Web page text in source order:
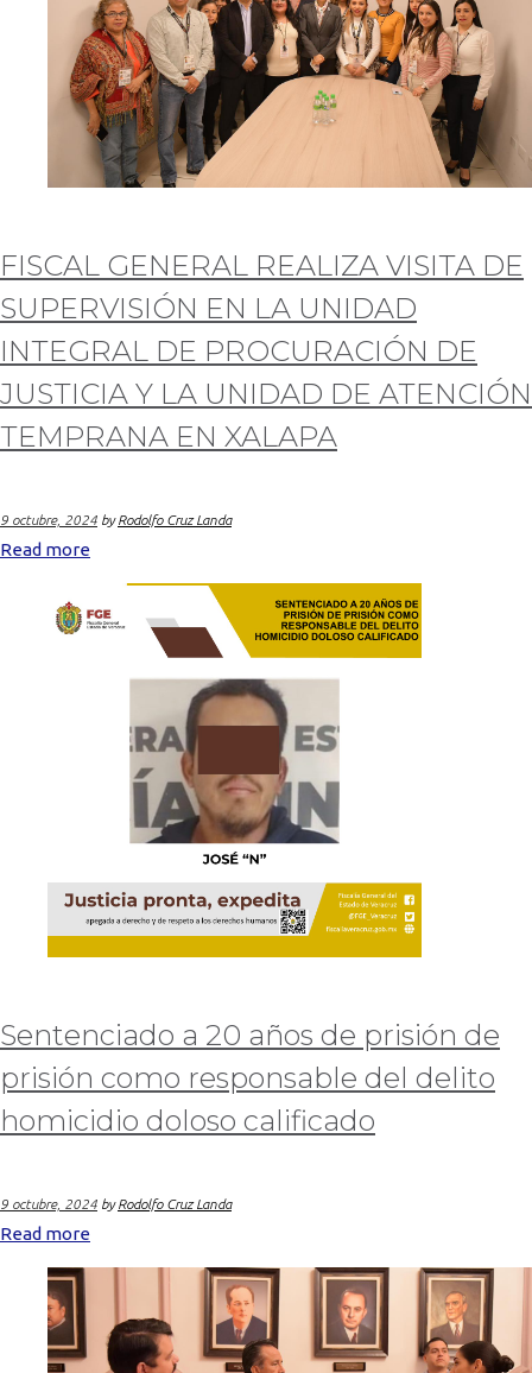
FISCAL GENERAL REALIZA VISITA DE
SUPERVISIÓN EN LA UNIDAD
INTEGRAL DE PROCURACIÓN DE
JUSTICIA Y LA UNIDAD DE ATENCIÓN
TEMPRANA EN XALAPA
9 octubre, 2024 byRodolfo Cruz Landa
Read more
Sentenciado a 20 años de prisión de
prisión como responsable del delito
homicidio doloso calificado
9 octubre, 2024 byRodolfo Cruz Landa
Read more